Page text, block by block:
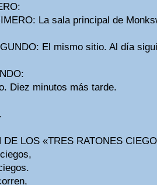
La sala principal de
El mismo sitio. Al día
Diez minutos más tarde.
DE LOS «TRES RATONES